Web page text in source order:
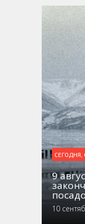
СЕГОДНЯ,
9
10